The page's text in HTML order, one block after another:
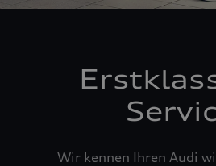
Wir kennen Ihren Audi